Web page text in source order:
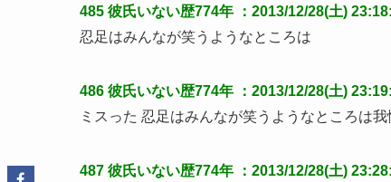
485 彼氏いない歴774年
：2013/12/28(土)
忍足はみんなが笑うようなところは
486 彼氏いない歴774年
：2013/12/28(土)
ミスった 忍足はみんなが笑うようなところは
487 彼氏いない歴774年
：2013/12/28(土)